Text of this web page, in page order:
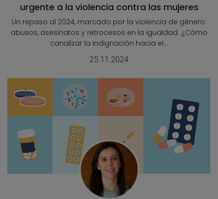
urgente a la violencia contra las mujeres
Un repaso al 2024, marcado por la violencia de género:
abusos, asesinatos y retrocesos en la igualdad. ¿Cómo
canalizar la indignación hacia el...
25.11.2024